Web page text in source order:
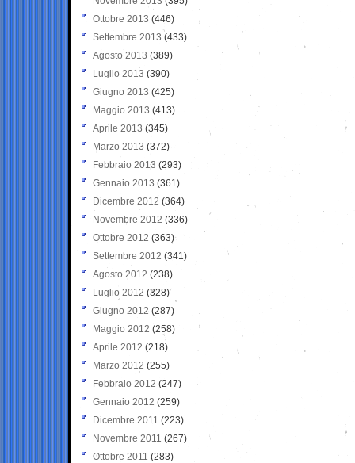
Ottobre 2013 (446)
Settembre 2013 (433)
Agosto 2013 (389)
Luglio 2013 (390)
Giugno 2013 (425)
Maggio 2013 (413)
Aprile 2013 (345)
Marzo 2013 (372)
Febbraio 2013 (293)
Gennaio 2013 (361)
Dicembre 2012 (364)
Novembre 2012 (336)
Ottobre 2012 (363)
Settembre 2012 (341)
Agosto 2012 (238)
Luglio 2012 (328)
Giugno 2012 (287)
Maggio 2012 (258)
Aprile 2012 (218)
Marzo 2012 (255)
Febbraio 2012 (247)
Gennaio 2012 (259)
Dicembre 2011 (223)
Novembre 2011 (267)
Ottobre 2011 (283)